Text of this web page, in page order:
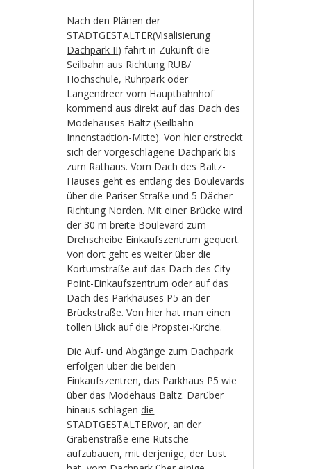
Nach den Plänen der
STADTGESTALTER(Visalisierung
Dachpark II) fährt in Zukunft die
Seilbahn aus Richtung RUB/
Hochschule, Ruhrpark oder
Langendreer vom Hauptbahnhof
kommend aus direkt auf das Dach des
Modehauses Baltz (Seilbahn
Innenstadtion-Mitte). Von hier erstreckt
sich der vorgeschlagene Dachpark bis
zum Rathaus. Vom Dach des Baltz-
Hauses geht es entlang des Boulevards
über die Pariser Straße und 5 Dächer
Richtung Norden. Mit einer Brücke wird
der 30 m breite Boulevard zum
Drehscheibe Einkaufszentrum gequert.
Von dort geht es weiter über die
Kortumstraße auf das Dach des City-
Point-Einkaufszentrum oder auf das
Dach des Parkhauses P5 an der
Brückstraße. Von hier hat man einen
tollen Blick auf die Propstei-Kirche.
Die Auf- und Abgänge zum Dachpark
erfolgen über die beiden
Einkaufszentren, das Parkhaus P5 wie
über das Modehaus Baltz. Darüber
hinaus schlagendie
STADTGESTALTERvor, an der
Grabenstraße eine Rutsche
aufzubauen, mit derjenige, der Lust